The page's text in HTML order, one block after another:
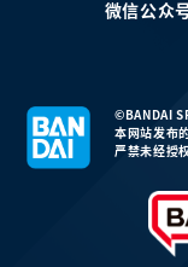
微信公众
©BANDAI
本网站发布
严禁未经授